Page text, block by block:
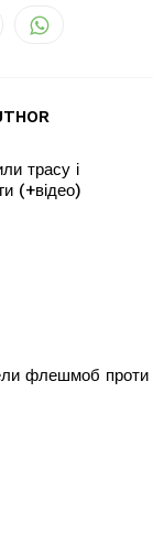
трасу і
(+відео)
флешмоб проти